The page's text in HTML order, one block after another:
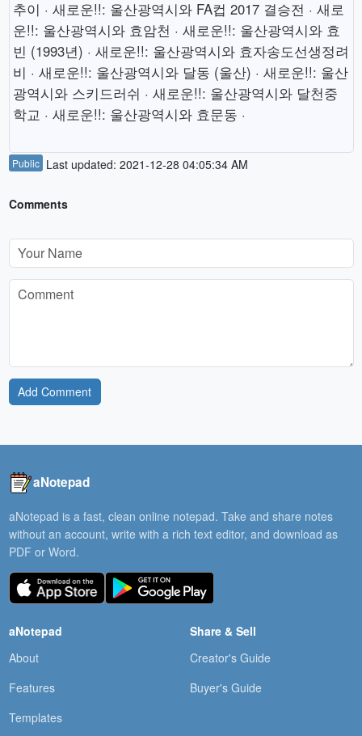
추이 · 새로운!!: 울산광역시와 FA컵 2017 결승전 · 새로
운!!: 울산광역시와 효암천 · 새로운!!: 울산광역시와 효
빈 (1993년) · 새로운!!: 울산광역시와 효자송도선생정려
비 · 새로운!!: 울산광역시와 달동 (울산) · 새로운!!: 울산
광역시와 스키드러쉬 · 새로운!!: 울산광역시와 달천중
학교 · 새로운!!: 울산광역시와 효문동 ·
Public Last updated: 2021-12-28 04:05:34 AM
Comments
Add Comment
aNotepad
aNotepad is a fast, clean online notepad. Take and share notes
without an account, write with a rich text editor, and download as
PDF or Word.
aNotepad
About
Features
Templates
Share & Sell
Creator's Guide
Buyer's Guide